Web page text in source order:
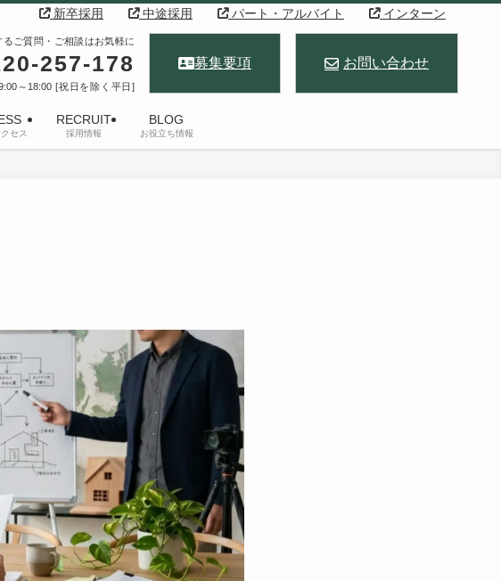
新卒採用 中途採用 パート・アルバイト インターン
るご質問・ご相談はお気軽に
257-178
～18:00 [祝日を除く平日]
募集要項 お問い合わせ
セス
RECRUIT
採用情報
BLOG
お役立ち情報